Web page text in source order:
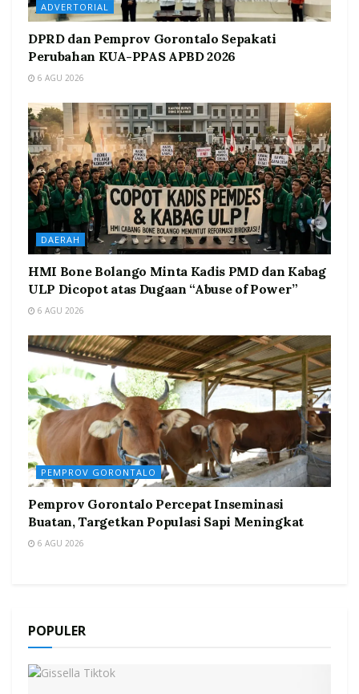
ADVERTORIAL
DPRD dan Pemprov Gorontalo Sepakati
Perubahan KUA-PPAS APBD 2026
6 AGU 2026
DAERAH
HMI Bone Bolango Minta Kadis PMD dan Kabag
ULP Dicopot atas Dugaan “Abuse of Power”
6 AGU 2026
PEMPROV GORONTALO
Pemprov Gorontalo Percepat Inseminasi
Buatan, Targetkan Populasi Sapi Meningkat
6 AGU 2026
POPULER